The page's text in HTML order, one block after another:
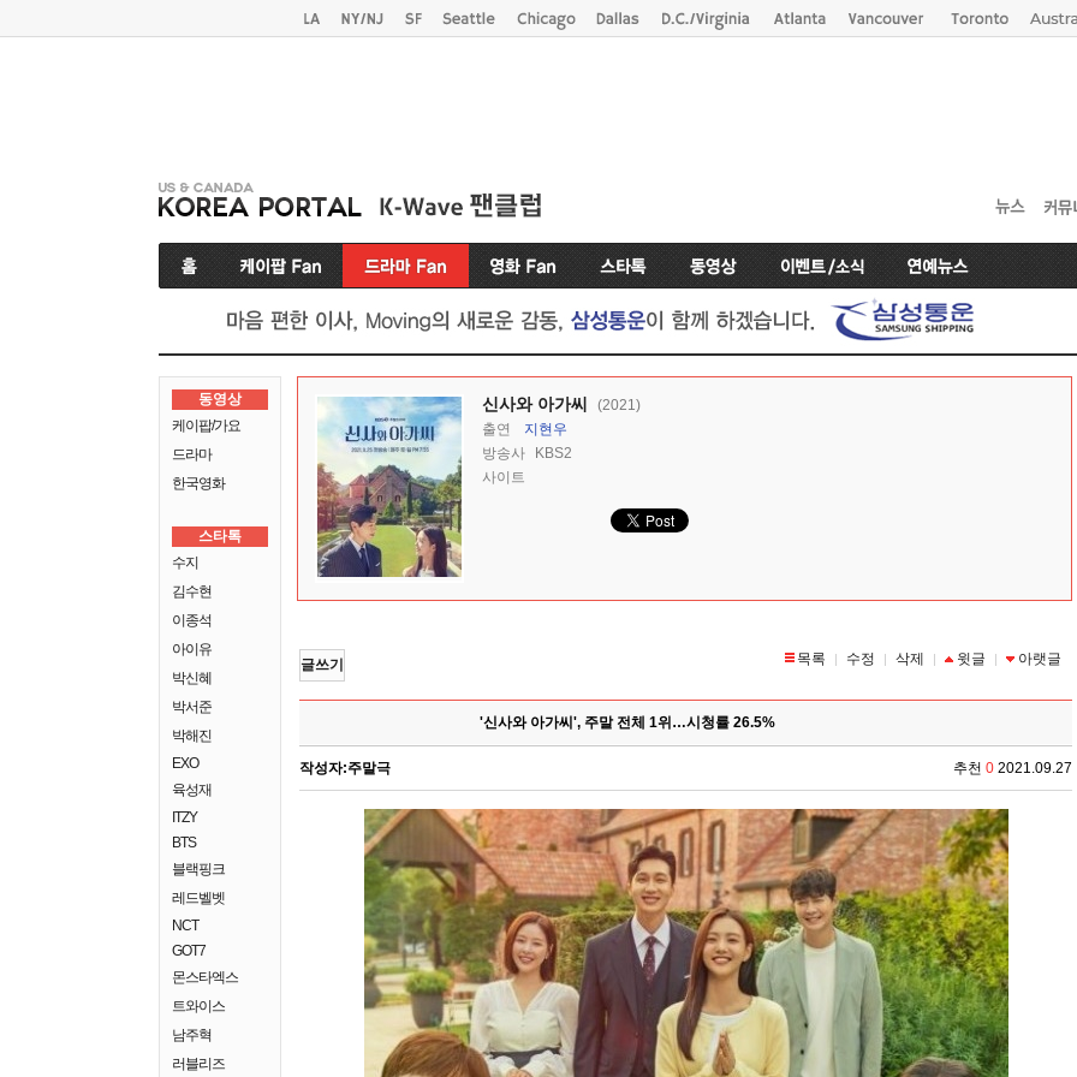
동영상
케이팝/가요
드라마
한국영화
스타톡
수지
김수현
이종석
아이유
박신혜
박서준
박해진
EXO
육성재
ITZY
BTS
블랙핑크
레드벨벳
NCT
GOT7
몬스타엑스
트와이스
남주혁
러블리즈
신사와 아가씨
(2021)
출연
지현우
방송사
KBS2
사이트
글쓰기 목록 | 수정 | 삭제 | 윗글 | 아랫글
'신사와 아가씨', 주말 전체 1위…시청률 26.5%
작성자:주말극 추천 0 2021.09.27